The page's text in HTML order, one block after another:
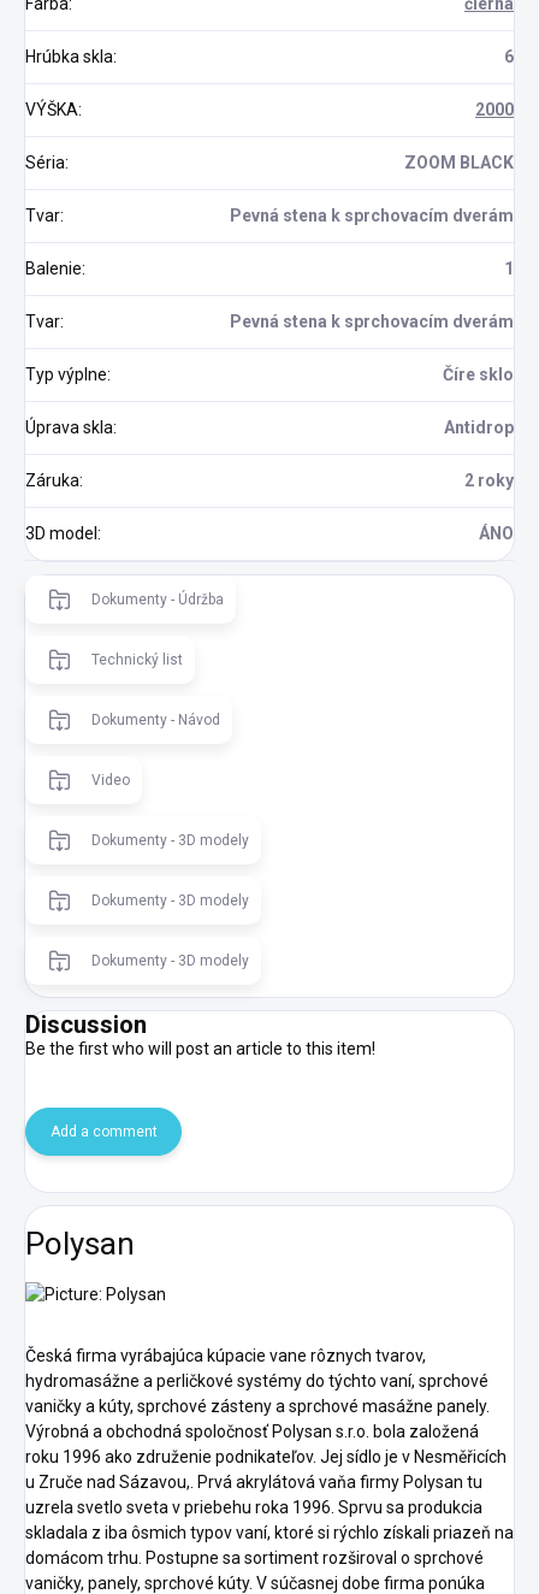
Hrúbka skla: 6
VÝŠKA: 2000
Séria: ZOOM BLACK
Tvar: Pevná stena k sprchovacím dverám
Balenie: 1
Tvar: Pevná stena k sprchovacím dverám
Typ výplne: Číre sklo
Úprava skla: Antidrop
Záruka: 2 roky
3D model : ÁNO
Dokumenty - Údržba
Technický list
Dokumenty - Návod
Video
Dokumenty - 3D modely
Dokumenty - 3D modely
Dokumenty - 3D modely
Discussion
Be the first who will post an article to this item!
Add a comment
Polysan
Česká firma vyrábajúca kúpacie vane rôznych tvarov,
hydromasážne a perličkové systémy do týchto vaní, sprchové
vaničky a kúty, sprchové zásteny a sprchové masážne panely.
Výrobná a obchodná spoločnosť Polysan s.r.o. bola založená
roku 1996 ako združenie podnikateľov. Jej sídlo je v Nesměřicích
u Zruče nad Sázavou,. Prvá akrylátová vaňa firmy Polysan tu
uzrela svetlo sveta v priebehu roka 1996. Sprvu sa produkcia
skladala z iba ôsmich typov vaní, ktoré si rýchlo získali priazeň na
domácom trhu. Postupne sa sortiment rozširoval o sprchové
vaničky, panely, sprchové kúty. V súčasnej dobe firma ponúka